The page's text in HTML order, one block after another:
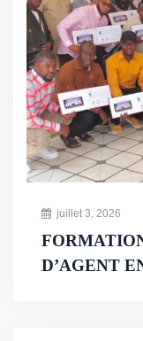
juillet 3, 2026
D’AGENT